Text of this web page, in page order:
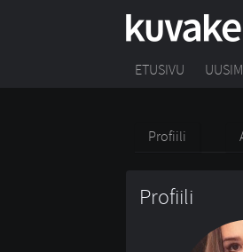
ETUSIVU
Profiili
Profiili